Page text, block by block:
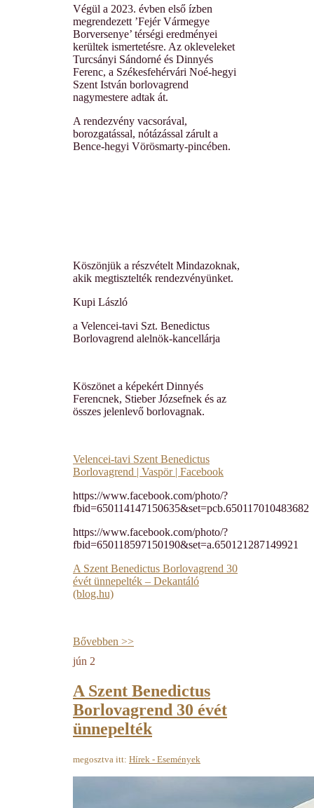
Végül a 2023. évben első ízben
megrendezett ’Fejér Vármegye
Borversenye’ térségi eredményei
kerültek ismertetésre. Az okleveleket
Turcsányi Sándorné és Dinnyés
Ferenc, a Székesfehérvári Noé-hegyi
Szent István borlovagrend
nagymestere adtak át.
A rendezvény vacsorával,
borozgatással, nótázással zárult a
Bence-hegyi Vörösmarty-pincében.
Köszönjük a részvételt Mindazoknak,
akik megtisztelték rendezvényünket.
Kupi László
a Velencei-tavi Szt. Benedictus
Borlovagrend alelnök-kancellárja
Köszönet a képekért Dinnyés
Ferencnek, Stieber Józsefnek és az
összes jelenlevő borlovagnak.
Velencei-tavi Szent Benedictus
Borlovagrend | Vaspör | Facebook
https://www.facebook.com/photo/?
fbid=650114147150635&set=pcb.650117010483682
https://www.facebook.com/photo/?
fbid=650118597150190&set=a.650121287149921
A Szent Benedictus Borlovagrend 30
évét ünnepelték – Dekantáló
(blog.hu)
Bővebben >>
jún 2
A Szent Benedictus
Borlovagrend 30 évét
ünnepelték
megosztva itt: Hírek - Események